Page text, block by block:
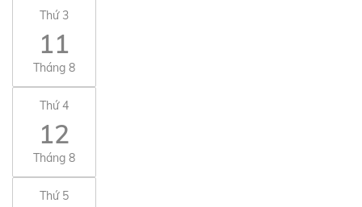
Thứ 3
11
Tháng 8
Thứ 4
12
Tháng 8
Thứ 5